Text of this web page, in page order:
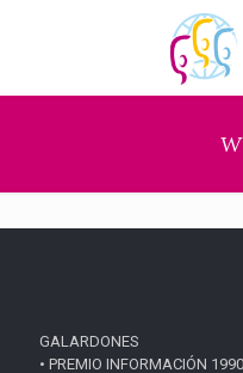
GALARDONES
• PREMIO INFORMACIÓN 1990